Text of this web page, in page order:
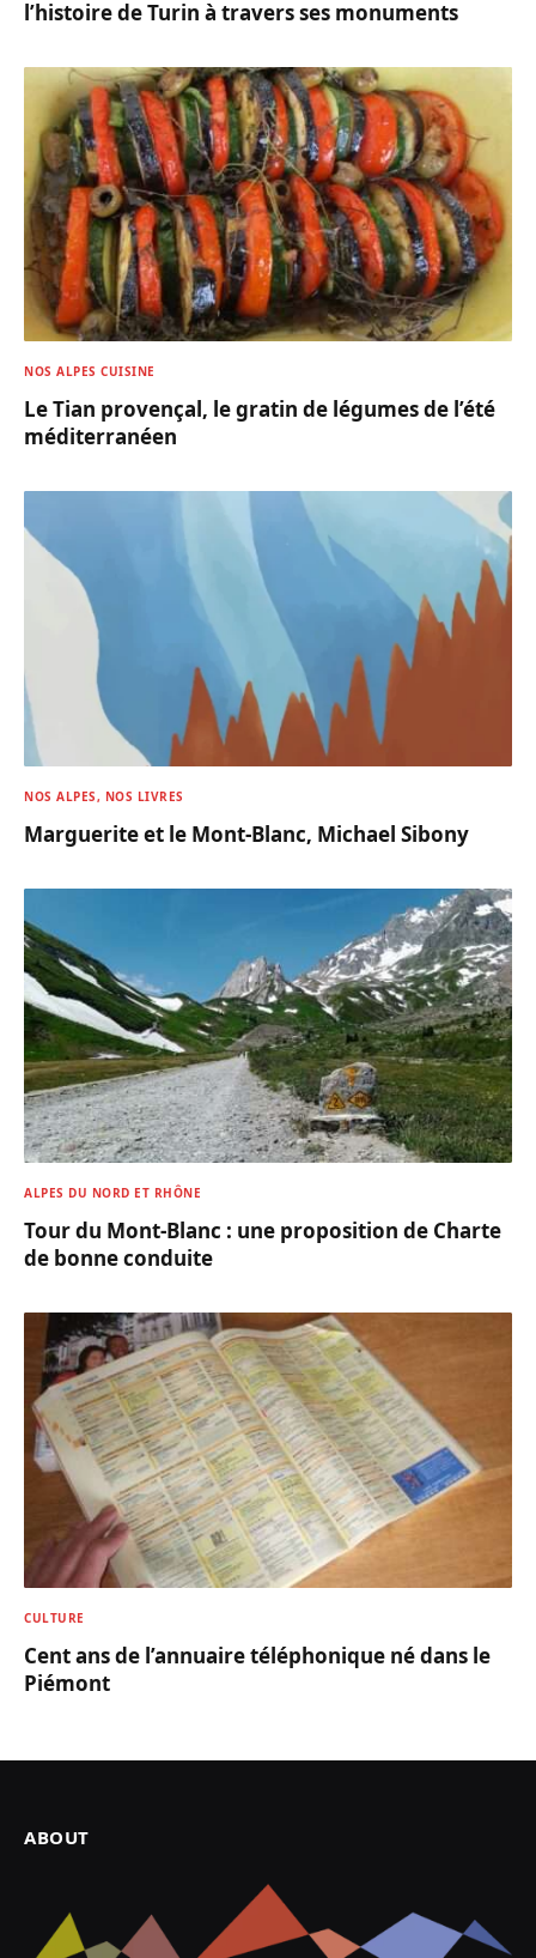
l’histoire de Turin à travers ses monuments
NOS ALPES CUISINE
Le Tian provençal, le gratin de légumes de l’été
méditerranéen
NOS ALPES, NOS LIVRES
Marguerite et le Mont-Blanc, Michael Sibony
ALPES DU NORD ET RHÔNE
Tour du Mont-Blanc : une proposition de Charte
de bonne conduite
CULTURE
Cent ans de l’annuaire téléphonique né dans le
Piémont
ABOUT